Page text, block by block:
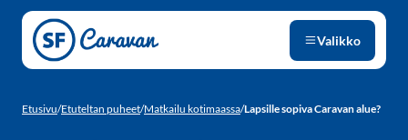
Siirry sivun sisältöön
Valikko
Etusivu/Etuteltan puheet/Matkailu kotimaassa/Lapsille sopiva Caravan alue?